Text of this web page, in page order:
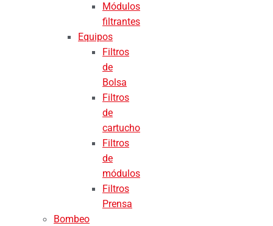
Módulos
filtrantes
Equipos
Filtros
de
Bolsa
Filtros
de
cartucho
Filtros
de
módulos
Filtros
Prensa
Bombeo